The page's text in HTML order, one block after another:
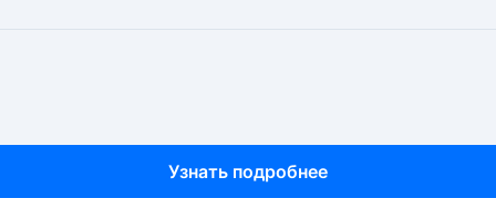
Узнать подробнее
Узнать подробнее